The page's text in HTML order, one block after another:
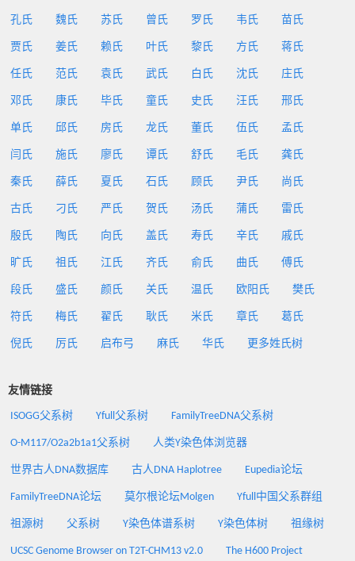
孔氏 魏氏 苏氏 曾氏 罗氏 韦氏 苗氏
贾氏 姜氏 赖氏 叶氏 黎氏 方氏 蒋氏
任氏 范氏 袁氏 武氏 白氏 沈氏 庄氏
邓氏 康氏 毕氏 童氏 史氏 汪氏 邢氏
单氏 邱氏 房氏 龙氏 董氏 伍氏 孟氏
闫氏 施氏 廖氏 谭氏 舒氏 毛氏 龚氏
秦氏 薛氏 夏氏 石氏 顾氏 尹氏 尚氏
古氏 刁氏 严氏 贺氏 汤氏 蒲氏 雷氏
殷氏 陶氏 向氏 盖氏 寿氏 辛氏 戚氏
旷氏 祖氏 江氏 齐氏 俞氏 曲氏 傅氏
段氏 盛氏 颜氏 关氏 温氏 欧阳氏 樊氏
符氏 梅氏 翟氏 耿氏 米氏 章氏 葛氏
倪氏 厉氏 启布弓 麻氏 华氏 更多姓氏树
友情链接
ISOGG父系树 Yfull父系树 FamilyTreeDNA父系树
O-M117/O2a2b1a1父系树 人类Y染色体浏览器
世界古人DNA数据库 古人DNA Haplotree Eupedia论坛
FamilyTreeDNA论坛 莫尔根论坛Molgen Yfull中国父系群组
祖源树 父系树 Y染色体谱系树 Y染色体树 祖缘树
UCSC Genome Browser on T2T-CHM13 v2.0 The H600 Project